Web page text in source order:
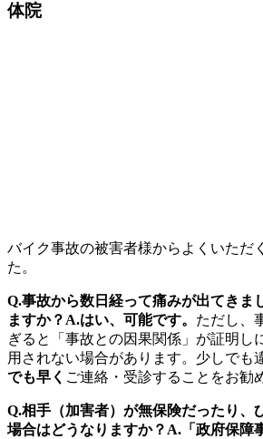
体院
バイク事故の被害者様からよくいただ
た。
Q.事故から数日経って痛みが出てきま
ますか？A.はい、可能です。 ただし、
ぎると「事故との因果関係」が証明し
用されない場合があります。少しでも
でも早く ご連絡・受診することをお勧
Q.相手（加害者）が無保険だったり、
場合はどうなりますか？A.「政府保障